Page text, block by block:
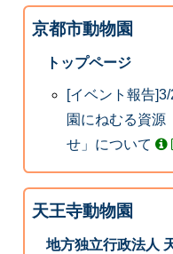
京都市動物園
トップページ
[イベント報告
園にねむる資源
せ」について
天王寺動物園
地方独立行政法人